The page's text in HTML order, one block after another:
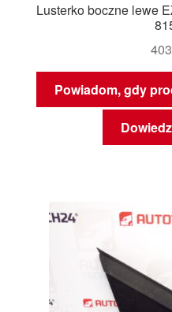
Lusterko boczne lewe
Powiadom, gdy